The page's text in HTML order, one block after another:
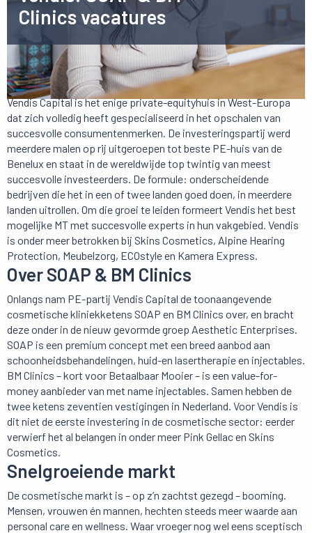
Clinics vacatures
Over Vendis Capital
Vendis Capital is het enige private-equityhuis in West-Europa
dat zich volledig heeft gespecialiseerd in het opschalen van
succesvolle consumentenmerken. De investeringspartij werd
meerdere malen op rij uitgeroepen tot beste PE-huis van de
Benelux en staat in de wereldwijde top twintig van meest
succesvolle investeerders. De formule: onderscheidende
bedrijven die het in een of twee landen goed doen, in meerdere
landen uitrollen. Om die groei te leiden formeert Vendis het best
mogelijke MT met succesvolle experts in hun vakgebied. Vendis
is onder meer betrokken bij Skins Cosmetics, Alpine Hearing
Protection, Meubelzorg, ECOstyle en Kamera Express.
Over SOAP & BM Clinics
Onlangs nam PE-partij Vendis Capital de toonaangevende
cosmetische kliniekketens SOAP en BM Clinics over, en bracht
deze onder in de nieuw gevormde groep Aesthetic Enterprises.
SOAP is een premium concept met een breed aanbod aan
schoonheidsbehandelingen, huid-en lasertherapie en injectables.
BM Clinics – kort voor Betaalbaar Mooier – is een value-for-
money aanbieder van met name injectables. Samen hebben de
twee ketens zeventien vestigingen in Nederland. Voor Vendis is
dit niet de eerste investering in de cosmetische sector: eerder
verwierf het al belangen in onder meer Pink Gellac en Skins
Cosmetics.
Snelgroeiende markt
De cosmetische markt is – op z’n zachtst gezegd – booming.
Mensen, vrouwen én mannen, hechten steeds meer waarde aan
personal care en wellness. Waar vroeger nog wel eens sceptisch